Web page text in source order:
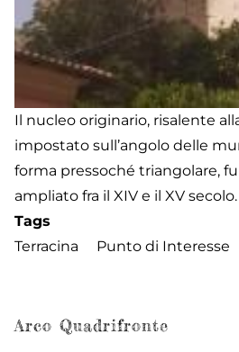
Il nucleo originario, risalente
impostato sull’angolo delle
forma pressoché triangolare,
ampliato fra il XIV e il XV secolo.
Tags
Terracina
Punto di Interesse
Arco Quadrifronte